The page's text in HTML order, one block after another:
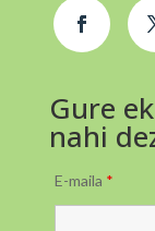
Gure
nahi
E-maila *